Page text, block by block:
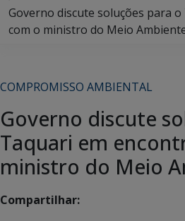
Governo discute soluções para
com o ministro do Meio
COMPROMISSO AMBIENTAL
Governo discute
Taquari em
ministro do Meio
Compartilhar: